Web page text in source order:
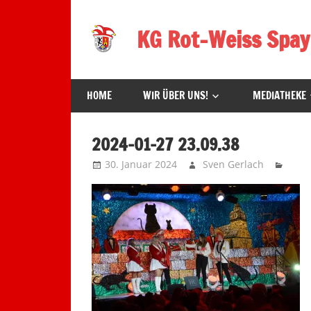
Inhalt
springen
KG Rot-Weiss
in
Spay!
HOME WIR ÜBER UNS! MEDIATHEKE
2024-01-27 23.09.38
30. Januar 2024 Sven Gerlach